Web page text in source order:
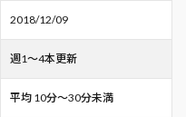
2018/12/09
週1～4本更新
平均 10分～30分未満